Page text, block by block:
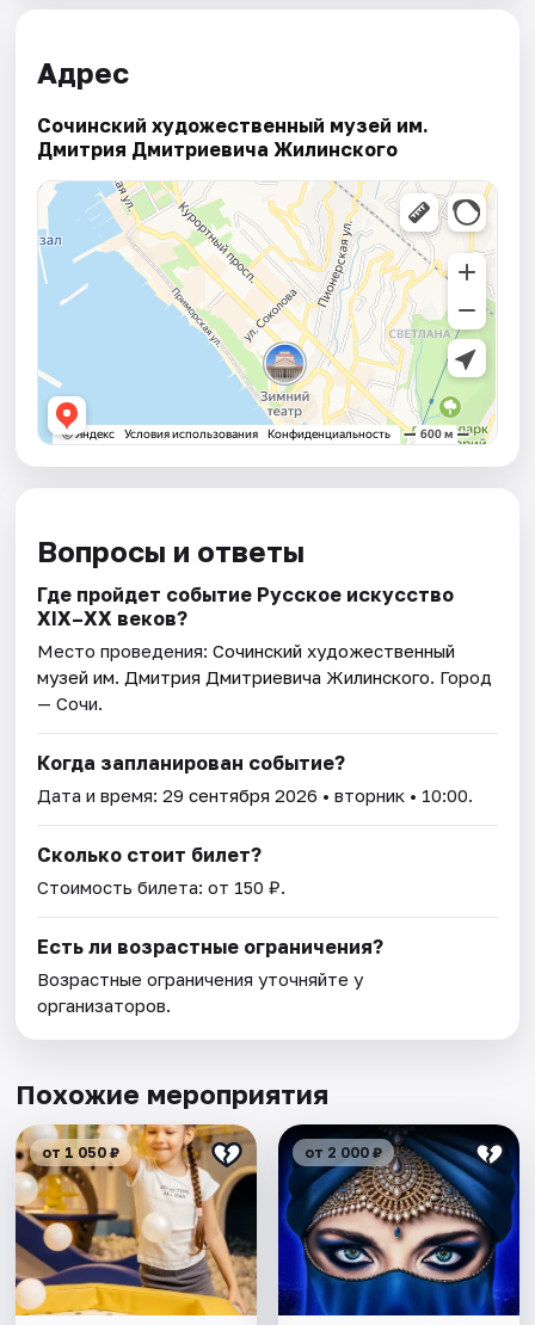
Адрес
Сочинский художественный музей им.
Дмитрия Дмитриевича Жилинского
Вопросы и ответы
Где пройдет событие Русское искусство
XIX–XX веков?
Место проведения:Сочинский художественный
музей им. Дмитрия Дмитриевича Жилинского. Город
— Сочи.
Когда запланирован событие?
Дата и время:29 сентября 2026 • вторник • 10:00.
Сколько стоит билет?
Стоимость билета: от 150 ₽.
Есть ли возрастные ограничения?
Возрастные ограничения уточняйте у
организаторов.
Похожие мероприятия
от 1 050 ₽ от 2 000 ₽